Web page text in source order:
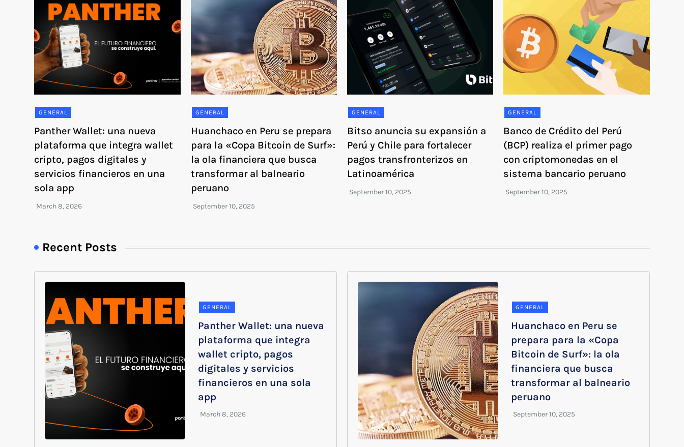
GENERAL
Panther Wallet: una nueva
plataforma que integra wallet
cripto, pagos digitales y
servicios financieros en una
sola app
GENERAL
Huanchaco en Peru se prepara
para la «Copa Bitcoin de Surf»:
la ola financiera que busca
transformar al balneario
peruano
GENERAL
Bitso anuncia su expansión a
Perú y Chile para fortalecer
pagos transfronterizos en
Latinoamérica
GENERAL
Banco de Crédito del Perú
(BCP) realiza el primer pago
con criptomonedas en el
sistema bancario peruano
Recent Posts
GENERAL
Panther Wallet: una nueva
plataforma que integra
wallet cripto, pagos
digitales y servicios
financieros en una sola
app
GENERAL
Huanchaco en Peru se
prepara para la «Copa
Bitcoin de Surf»: la ola
financiera que busca
transformar al balneario
peruano